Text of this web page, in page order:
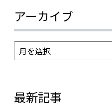
アーカイブ
最新記事